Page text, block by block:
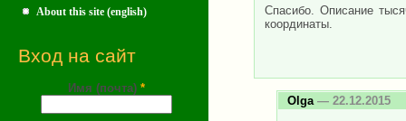
About this site (english)
Вход на сайт
Имя (почта) *
Спасибо. Описание
координаты.
Olga— 22.12.2015